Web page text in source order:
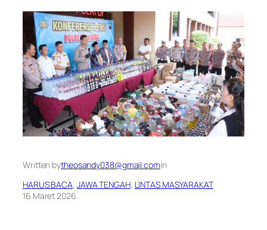
Written bytheosandy038@gmail.comin
HARUS BACA, JAWA TENGAH, LINTAS MASYARAKAT
16 Maret 2026